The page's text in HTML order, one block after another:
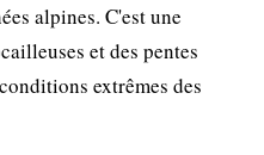
alpines. C'est une
et des pentes
extrêmes des